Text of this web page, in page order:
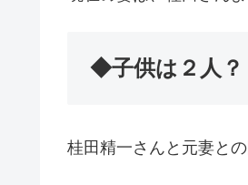
◆子供は２人？
桂田精一さんと元妻と